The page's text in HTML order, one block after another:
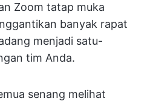
Zoom tatap muka
banyak rapat
menjadi satu-
tim Anda.
senang melihat